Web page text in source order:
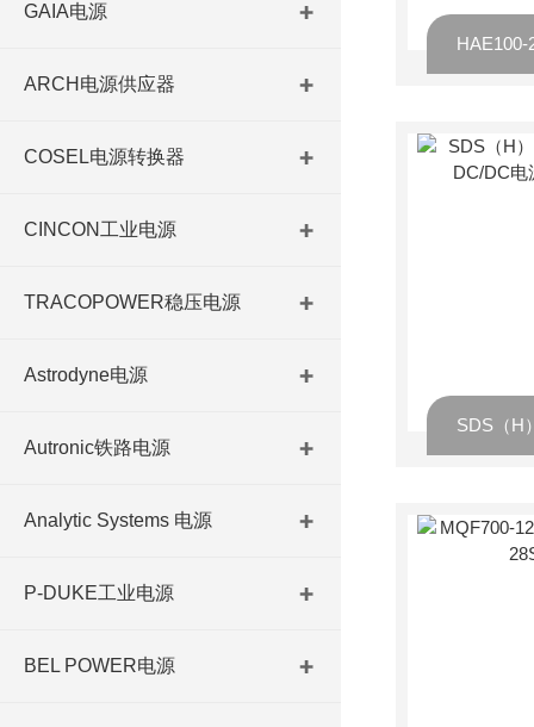
GAIA电源
ARCH电源供应器
COSEL电源转换器
CINCON工业电源
TRACOPOWER稳压电源
Astrodyne电源
Autronic铁路电源
Analytic Systems 电源
P-DUKE工业电源
BEL POWER电源